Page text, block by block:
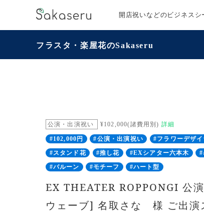
開店祝いなどのビジネスシ
フラスタ・楽屋花のSakaseru
公演・出演祝い ¥102,000(諸費用別) 詳細
#102,000円 #公演・出演祝い #フラワーデザ
#スタンド花
#推し花 #EXシアター六本木
#バルーン
#モチーフ #ハート型
EX THEATER ROPPONGI 公
ウェーブ] 名取さな 様 ご出演